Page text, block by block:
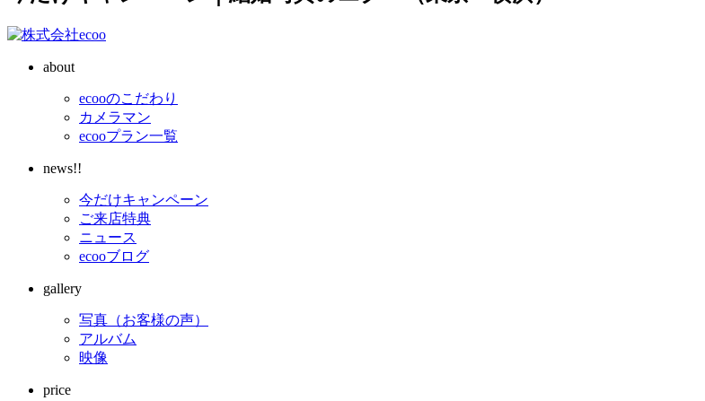
about
ecooのこだわり
カメラマン
ecooプラン一覧
news!!
今だけキャンペーン
ご来店特典
ニュース
ecooブログ
gallery
写真（お客様の声）
アルバム
映像
price